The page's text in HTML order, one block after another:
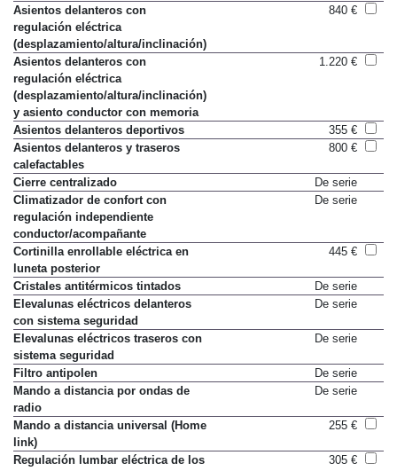
Asientos delanteros con
regulación eléctrica
(desplazamiento/altura/inclinación)
840 €
Asientos delanteros con
regulación eléctrica
(desplazamiento/altura/inclinación)
y asiento conductor con memoria
1.220 €
Asientos delanteros deportivos
355 €
Asientos delanteros y traseros
calefactables
800 €
Cierre centralizado
De serie
Climatizador de confort con
regulación independiente
conductor/acompañante
De serie
Cortinilla enrollable eléctrica en
luneta posterior
445 €
Cristales antitérmicos tintados
De serie
Elevalunas eléctricos delanteros
con sistema seguridad
De serie
Elevalunas eléctricos traseros con
sistema seguridad
De serie
Filtro antipolen
De serie
Mando a distancia por ondas de
radio
De serie
Mando a distancia universal (Home
link)
255 €
Regulación lumbar eléctrica de los
305 €